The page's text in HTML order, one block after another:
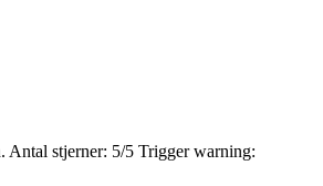
Antal stjerner: 5/5 Trigger warning: